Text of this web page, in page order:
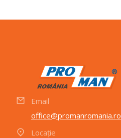
Email
office@promanromania.ro
Locație